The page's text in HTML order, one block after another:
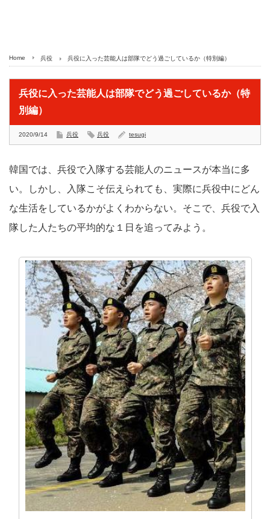
Home 兵役 兵役に入った芸能人は部隊でどう過ごしているか（特別編）
兵役に入った芸能人は部隊でどう過ごしているか（特
別編）
2020/9/14 兵役 兵役 tesugi
韓国では、兵役で入隊する芸能人のニュースが本当に多
い。しかし、入隊こそ伝えられても、実際に兵役中にどん
な生活をしているかがよくわからない。そこで、兵役で入
隊した人たちの平均的な１日を追ってみよう。